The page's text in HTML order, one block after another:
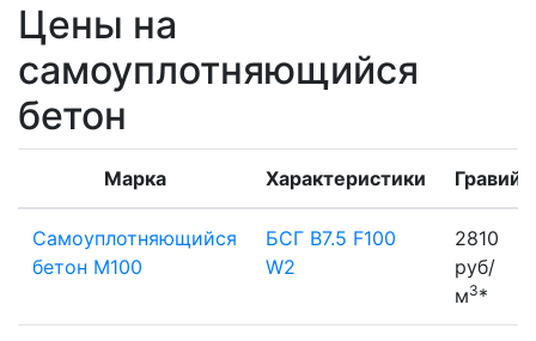
Цены на
самоуплотняющийся
бетон
Марка Характеристики Гравий
Самоуплотняющийся
бетон М100
БСГ B7.5 F100
W2
2810
руб/
м3*